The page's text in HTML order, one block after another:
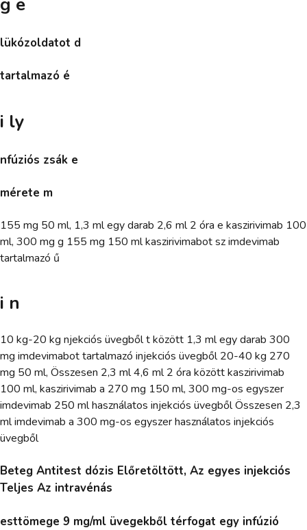
lükózoldatot d
tartalmazó é
i ly
nfúziós zsák e
mérete m
155 mg 50 ml, 1,3 ml egy darab 2,6 ml 2 óra e kaszirivimab 100
ml, 300 mg g 155 mg 150 ml kaszirivimabot sz imdevimab
tartalmazó ű
i n
10 kg-20 kg njekciós üvegből t között 1,3 ml egy darab 300
mg imdevimabot tartalmazó injekciós üvegből 20-40 kg 270
mg 50 ml, Összesen 2,3 ml 4,6 ml 2 óra között kaszirivimab
100 ml, kaszirivimab a 270 mg 150 ml, 300 mg-os egyszer
imdevimab 250 ml használatos injekciós üvegből Összesen 2,3
ml imdevimab a 300 mg-os egyszer használatos injekciós
üvegből
Beteg Antitest dózis Előretöltött, Az egyes injekciós
Teljes Az intravénás
esttömege 9 mg/ml üvegekből térfogat egy infúzió